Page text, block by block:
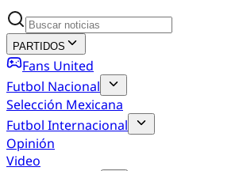
PARTIDOS
Fans United
Futbol Nacional
Selección Mexicana
Futbol Internacional
Opinión
Video